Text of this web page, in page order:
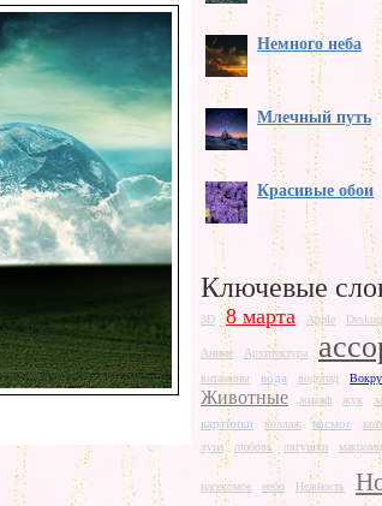
Немного неба
Млечный путь
Красивые обои
Ключевые
3D 8 марта Apple
Аниме Архитектура
витамины вода водопад
Животные жираф жук
картинки коллаж космос
луна
любовь лягушки
насекомое небо Нежность